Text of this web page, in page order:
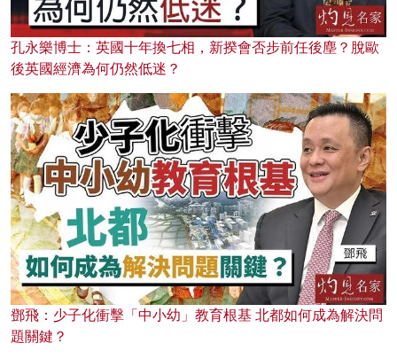
孔永樂博士：英國十年換七相，新揆會否步前任後塵？脫歐
後英國經濟為何仍然低迷？
鄧飛：少子化衝擊「中小幼」教育根基 北都如何成為解決問
題關鍵？